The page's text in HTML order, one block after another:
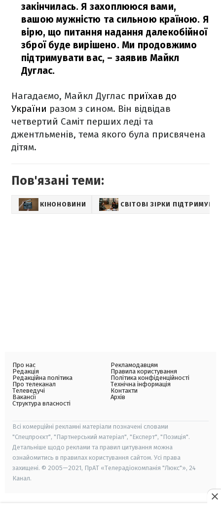
закінчилась. Я захоплююся вами,
вашою мужністю та сильною країною. Я
вірю, що питання надання далекобійної
зброї буде вирішено. Ми продовжимо
підтримувати вас, – заявив Майкл
Дуглас.
Нагадаємо, Майкл Дуглас приїхав до
України разом з сином. Він відвідав
четвертий Саміт перших леді та
джентльменів, тема якого була присвячена
дітям.
Пов'язані теми:
КІНОНОВИНИ СВІТОВІ ЗІРКИ
Про нас
Редакція
Редакційна політика
Про телеканал
Телеведучі
Вакансії
Структура власності
Рекламодавцям
Правила користування
Політика конфіденційності
Технічна інформація
Контакти
Архів
Всі комерційні рекламні матеріали позначені словами
"Спецпроєкт", "Партнерський матеріал", "Експерт", "Позиція".
Детальніше щодо реклами та правил цитування можна
ознайомитись в правилах користування сайтом. Усі права
захищені. © 2005—2021, ПрАТ «Телерадіокомпанія "Люкс"», 24
Канал.